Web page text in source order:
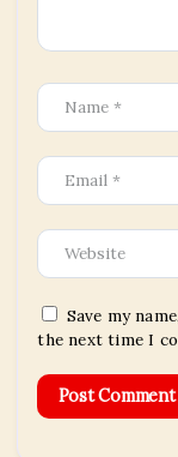
Save my
the next time I